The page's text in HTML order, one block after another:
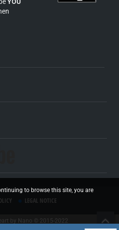
LEGAL NOTICE
by Nano © 2015-2022
to browse this site, you are